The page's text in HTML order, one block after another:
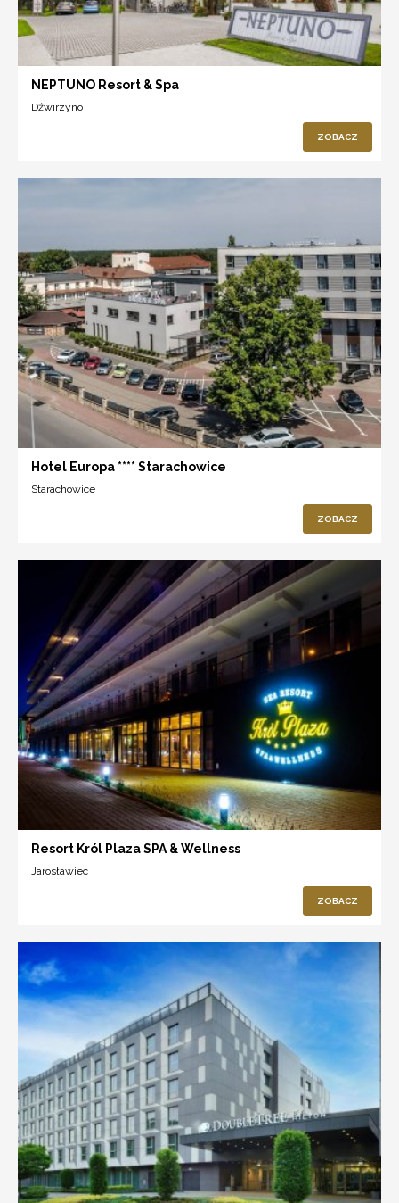
NEPTUNO Resort & Spa
Dźwirzyno
ZOBACZ
Hotel Europa **** Starachowice
Starachowice
ZOBACZ
Resort Król Plaza SPA & Wellness
Jarosławiec
ZOBACZ